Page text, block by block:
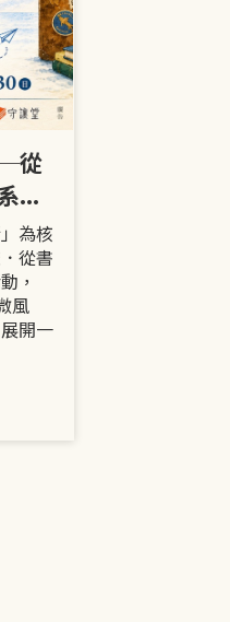
─從
列
為核
從書
，
風
開一